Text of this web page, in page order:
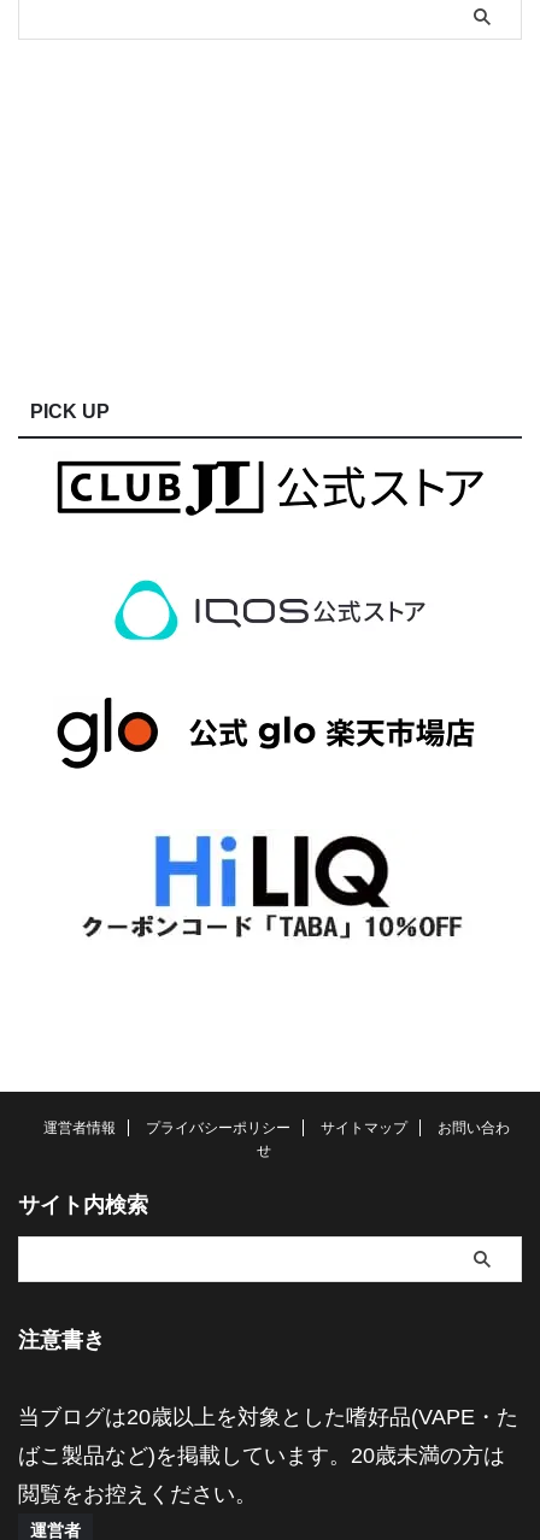
PICK UP
運営者情報 プライバシーポリシー サイトマップ
お問い合わ
せ
サイト内検索
注意書き
当ブログは20歳以上を対象とした嗜好品(VAPE・た
ばこ製品など)を掲載しています。20歳未満の方は
閲覧をお控えください。
運営者